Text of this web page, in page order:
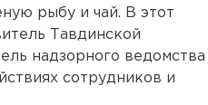
рыбу и чай. В этот
Тавдинской
надзорного ведомства
сотрудников и